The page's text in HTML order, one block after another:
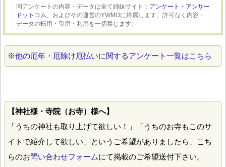
同アンケートの内容・データは全て姉妹サイト： アンケート・アンサー
ドットコム、 およびその運営のYWMOに帰属します。許可なく内容・
データの転用・引用・利用を一切禁じます。
※他の厄年・厄除け厄払いに関するアンケート一覧はこちら
【神社様・寺院（お寺）様へ】
「うちの神社も取り上げて欲しい！」「うちのお寺もこのサ
イトで紹介して欲しい」というご希望がありましたら、こち
らのお問い合わせフォームにて掲載のご希望送付下さい。